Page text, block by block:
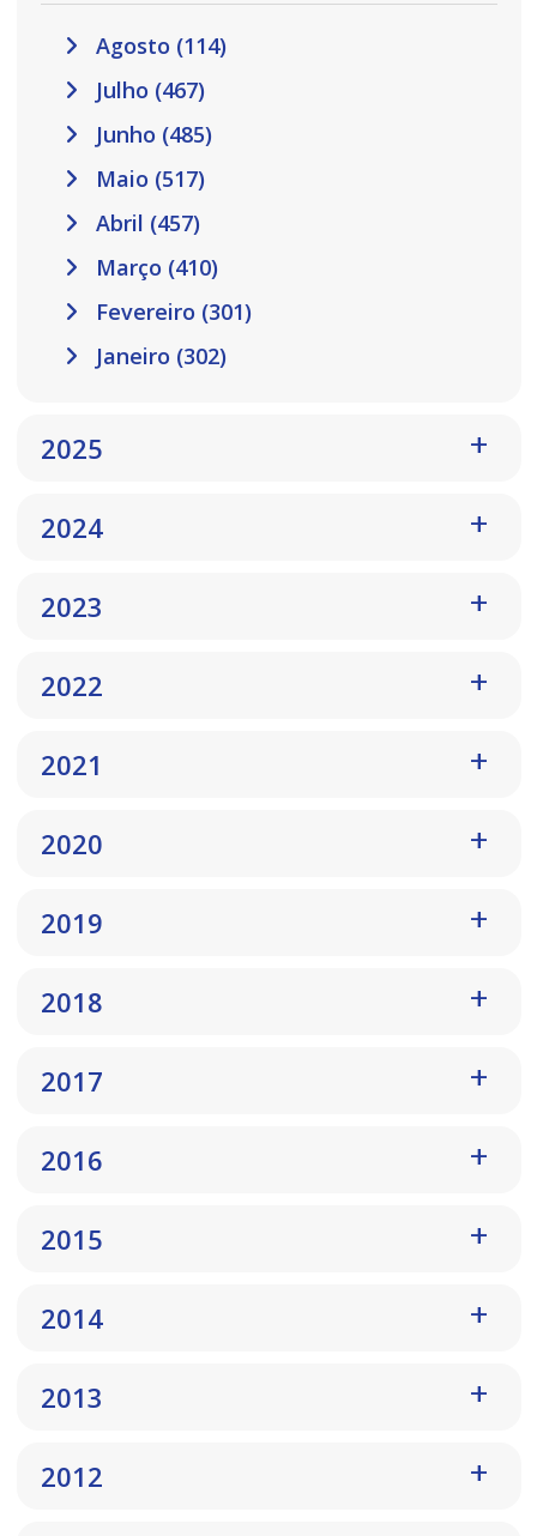
Agosto (114)
Julho (467)
Junho (485)
Maio (517)
Abril (457)
Março (410)
Fevereiro (301)
Janeiro (302)
2025
2024
2023
2022
2021
2020
2019
2018
2017
2016
2015
2014
2013
2012